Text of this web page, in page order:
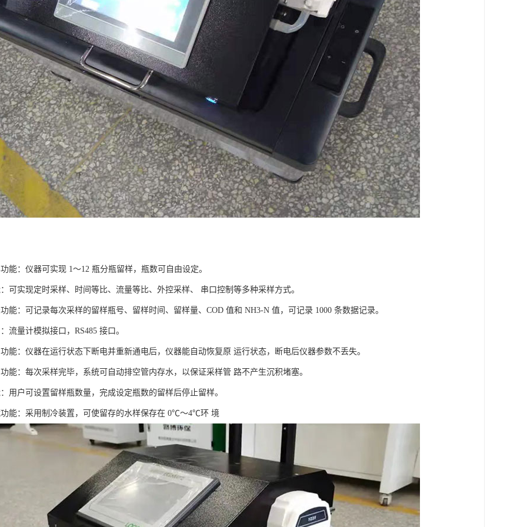
能：仪器可实现 1～12 瓶分瓶留样，瓶数可自由设定。
可实现定时采样、时间等比、流量等比、外控采样、 串口控制等多种采样方式。
能：可记录每次采样的留样瓶号、留样时间、留样量、COD 值和 NH3-N 值，可记录 1000 条数据记录。
流量计模拟接口，RS485 接口。
能：仪器在运行状态下断电并重新通电后，仪器能自动恢复原 运行状态，断电后仪器参数不丢失。
能：每次采样完毕，系统可自动排空管内存水，以保证采样管 路不产生沉积堵塞。
用户可设置留样瓶数量，完成设定瓶数的留样后停止留样。
能：采用制冷装置，可使留存的水样保存在 0℃～4℃环 境